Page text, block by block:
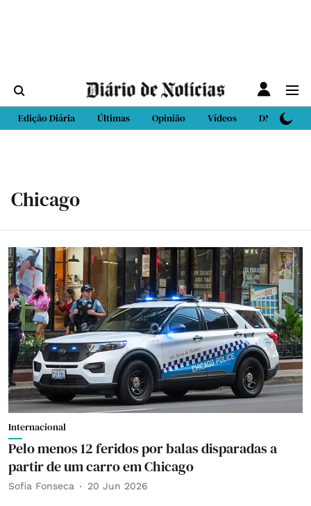
Edição Diária Últimas Opinião Vídeos DN Sport
Chicago
Internacional
Pelo menos 12 feridos por balas disparadas a
partir de um carro em Chicago
Sofia Fonseca 20 Jun 2026